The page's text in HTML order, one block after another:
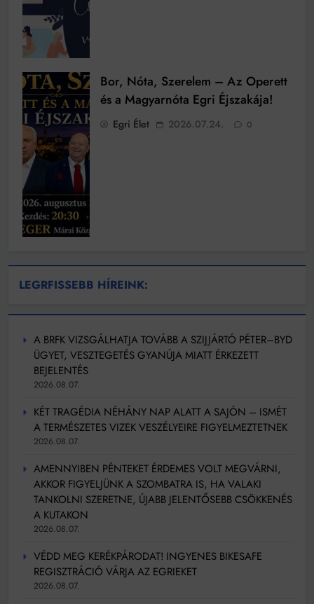
Bor, Nóta, Szerelem – Az Operett
és a Magyarnóta Egri Éjszakája!
Egri Élet 2026.07.24. 0
LEGRFISSEBB HÍREINK:
A BRFK VIZSGÁLHATJA TOVÁBB A SZIJJÁRTÓ PÉTER–BYD
ÜGYET, VESZTEGETÉS GYANÚJA MIATT ÉRKEZETT
BEJELENTÉS
2026.08.07.
KÉT TRAGÉDIA NÉHÁNY NAP ALATT A SAJÓN – ISMÉT
A TERMÉSZETES VIZEK VESZÉLYEIRE FIGYELMEZTETNEK
2026.08.07.
AMENNYIBEN PÉNTEKET ÉRDEMES VOLT MEGVÁRNI,
AKKOR FIGYELJÜNK A SZOMBATRA IS, HA VALAKI
TANKOLNI SZERETNE, ÚJABB JELENTŐSEBB CSÖKKENÉS
A KUTAKON
2026.08.07.
VÉDD MEG KERÉKPÁRODAT! INGYENES BIKESAFE
REGISZTRÁCIÓ VÁRJA AZ EGRIEKET
2026.08.07.